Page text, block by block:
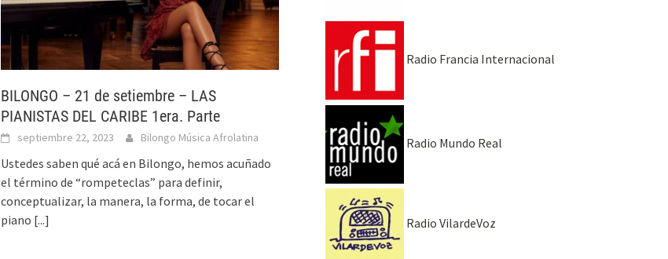
BILONGO – 21 de setiembre – LAS
PIANISTAS DEL CARIBE 1era. Parte
septiembre 22, 2023 Bilongo Música Afrolatina
Ustedes saben qué acá en Bilongo, hemos acuñado
el término de “rompeteclas” para definir,
conceptualizar, la manera, la forma, de tocar el
piano [...]
Radio Francia Internacional
Radio Mundo Real
Radio VilardeVoz